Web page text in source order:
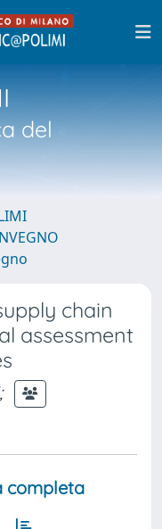
del
chain
assessment
;
completa